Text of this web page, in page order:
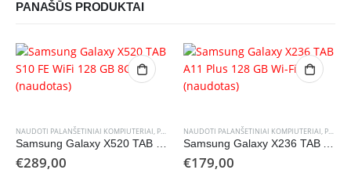
PANAŠŪS PRODUKTAI
NAUDOTI PALANŠETINIAI KOMPIUTERIAI, PLANŠETINIAI KOMPIUTERIAI
Samsung Galaxy X520 TAB S10 FE WiFi 128 GB 8GB (naudotas)
€289,00
NAUDOTI PALANŠETINIAI KOMPIUTERIAI, PLANŠETINIAI KOMPIUTERIAI
Samsung Galaxy X236 TAB A11 Plus 128 GB Wi-Fi (naudotas)
€179,00